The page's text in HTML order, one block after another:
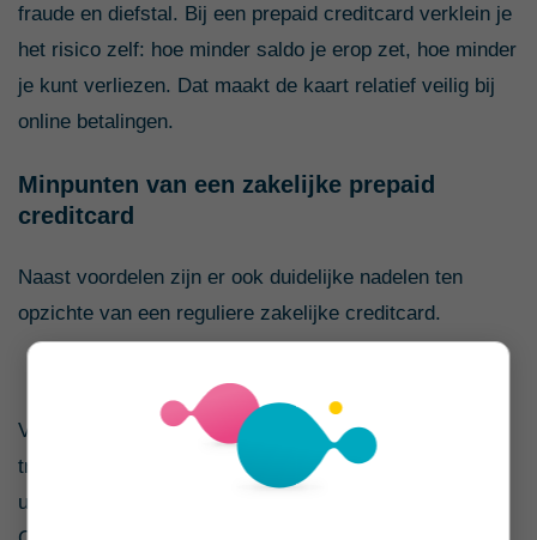
fraude en diefstal. Bij een prepaid creditcard verklein je
het risico zelf: hoe minder saldo je erop zet, hoe minder
je kunt verliezen. Dat maakt de kaart relatief veilig bij
online betalingen.
Minpunten van een zakelijke prepaid
creditcard
Naast voordelen zijn er ook duidelijke nadelen ten
opzichte van een reguliere zakelijke creditcard.
Veel prepaid creditcards hebben een maximum per
transactie of per dag. Dat kan lastig zijn bij grotere
uitgaven, zoals vliegtickets of zakelijke apparatuur.